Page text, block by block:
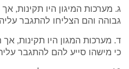
ג. מערכות המיגון היו תקינות,
גבוהה והם הצליחו להתגבר
ד. מערכות המגון היו תקינות, אך
כי מישהו סייע להם להתגבר